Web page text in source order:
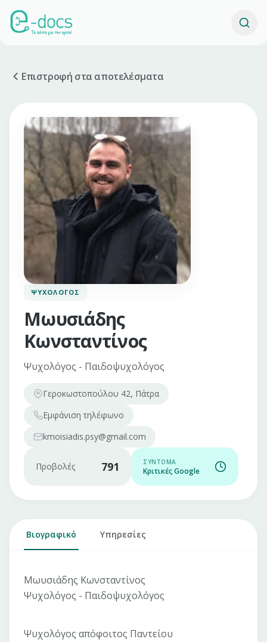
Επιστροφή στα αποτελέσματα
ΨΥΧΟΛΌΓΟΣ
Μωυσιάδης
Κωνσταντίνος
Ψυχολόγος - Παιδοψυχολόγος
Γεροκωστοπούλου 42, Πάτρα
Εμφάνιση τηλέφωνο
kmoisiadis.psy@gmail.com
Προβολές 791 ΣΎΝΤΟΜΑ
Κριτικές Google
Βιογραφικό Υπηρεσίες
Μωυσιάδης Κωνσταντίνος
Ψυχολόγος - Παιδοψυχολόγος
Ψυχολόγος απόφοιτος Παντείου